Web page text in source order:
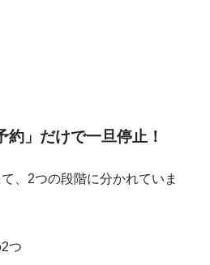
約」だけで一旦停止！
、2つの段階に分かれていま
つ